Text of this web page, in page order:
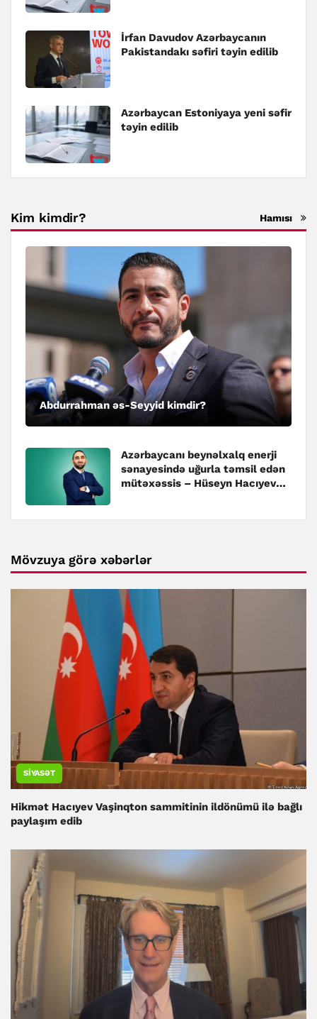
İrfan Davudov Azərbaycanın
Pakistandakı səfiri təyin edilib
Azərbaycan Estoniyaya yeni səfir
təyin edilib
Kim kimdir? Hamısı
Abdurrahman əs-Seyyid kimdir?
Azərbaycanı beynəlxalq enerji
sənayesində uğurla təmsil edən
mütəxəssis – Hüseyn Hacıyev
Mövzuya görə xəbərlər
SIYASƏT
Hikmət Hacıyev Vaşinqton sammitinin ildönümü ilə bağlı
paylaşım edib